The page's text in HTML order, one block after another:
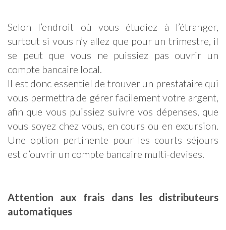
Selon l’endroit où vous étudiez à l’étranger,
surtout si vous n’y allez que pour un trimestre, il
se peut que vous ne puissiez pas ouvrir un
compte bancaire local.
Il est donc essentiel de trouver un prestataire qui
vous permettra de gérer facilement votre argent,
afin que vous puissiez suivre vos dépenses, que
vous soyez chez vous, en cours ou en excursion.
Une option pertinente pour les courts séjours
est d’ouvrir un compte bancaire multi-devises.
Attention aux frais dans les distributeurs
automatiques